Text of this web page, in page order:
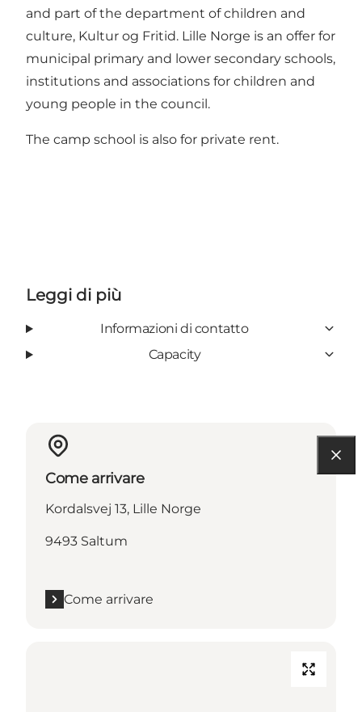
and part of the department of children and
culture, Kultur og Fritid. Lille Norge is an offer for
municipal primary and lower secondary schools,
institutions and associations for children and
young people in the council.
The camp school is also for private rent.
Leggi di più
Informazioni di contatto
Capacity
Come arrivare
Kordalsvej 13, Lille Norge
9493 Saltum
Come arrivare